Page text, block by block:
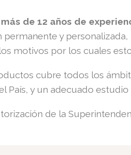
de 12 años de
permanente y
motivos por los cuales
cubre todos los
País, y un adecuado
de la